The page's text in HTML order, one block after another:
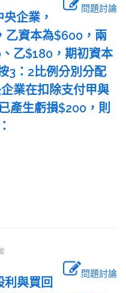
問題討論
企業，
乙資本為$600，兩
乙$180，期初資本
3：2比例分別分配
業在扣除支付甲與
產生虧損$200，則
：
問題討論
利與買回